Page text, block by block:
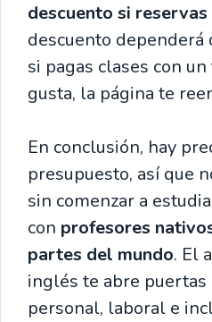
descuento si
descuento dependerá
si pagas clases con
gusta, la página te
En conclusión, hay
presupuesto, así que
sin comenzar a
con profesores
partes del mundo. El
inglés te abre
personal, laboral e